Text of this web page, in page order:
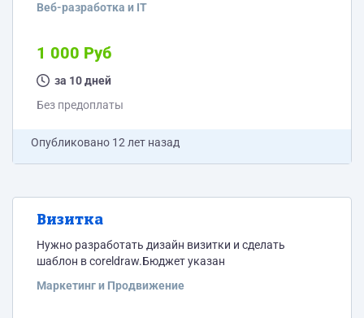
Веб-разработка и IT
1 000 Руб
за 10 дней
Без предоплаты
Опубликовано 12 лет назад
Визитка
Нужно разработать дизайн визитки и сделать
шаблон в coreldraw.Бюджет указан
Маркетинг и Продвижение